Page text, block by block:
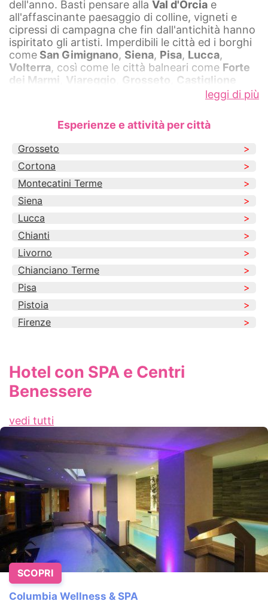
dell'anno. Basti pensare alla Val d'Orcia e
all'affascinante paesaggio di colline, vigneti e
cipressi di campagna che fin dall'antichità hanno
ispiritato gli artisti. Imperdibili le città ed i borghi
come San Gimignano, Siena, Pisa, Lucca,
Volterra, così come le città balneari come Forte
dei Marmi Viareggio Grosseto
Castiglione
. Per gli amanti del relax
Terme di Montecatini, le Terme di Saturnia
Bagno Vignoni,Chiancianoo ancora le
San Fillippo
destinazione preferita in Toscana, che sia al
mare o in collina, il tuo soggiorno sarà
indimenticabile.
leggi di più
Esperienze e attività per città
Grosseto
Cortona
Montecatini Terme
Siena
Lucca
Chianti
Livorno
Chianciano Terme
Pisa
Pistoia
Firenze
Hotel con SPA e Centri
Benessere
vedi tutti
Columbia Wellness & SPA
SCOPRI